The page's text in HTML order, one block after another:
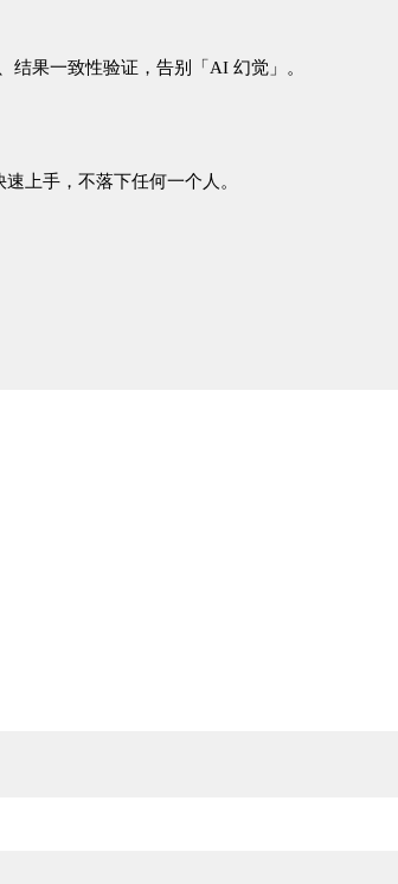
结果一致性验证，告别「 AI 幻觉」。
上手，不落下任何一个人。